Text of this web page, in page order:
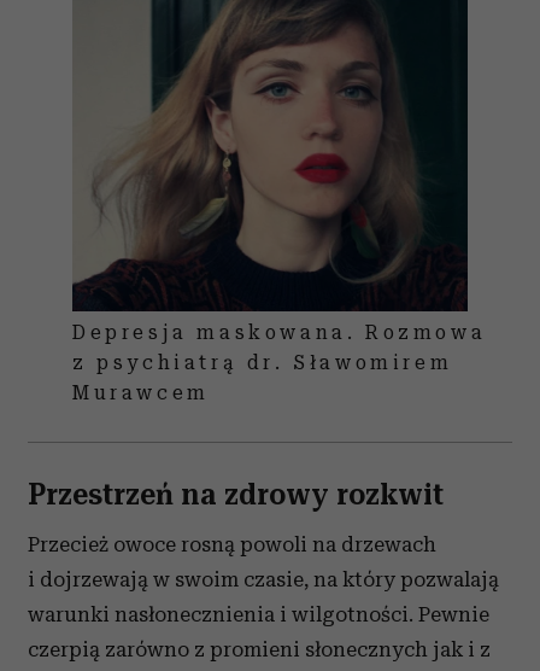
Depresja maskowana. Rozmowa
z psychiatrą dr. Sławomirem
Murawcem
Przestrzeń na zdrowy rozkwit
Przecież owoce rosną powoli na drzewach
i dojrzewają w swoim czasie, na który pozwalają
warunki nasłonecznienia i wilgotności. Pewnie
czerpią zarówno z promieni słonecznych jak i z